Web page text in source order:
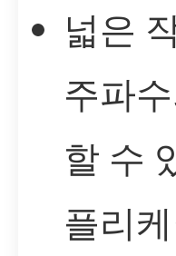
넓은
주파
할 수
플리